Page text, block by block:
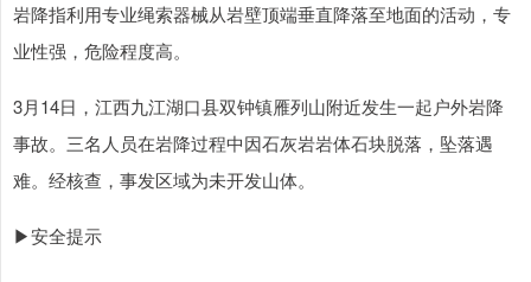
岩降指利用专业绳索器械从岩壁顶端垂直降落至地面的活动，专
业性强，危险程度高。
3月14日，江西九江湖口县双钟镇雁列山附近发生一起户外岩降
事故。三名人员在岩降过程中因石灰岩岩体石块脱落，坠落遇
难。经核查，事发区域为未开发山体。
▶安全提示